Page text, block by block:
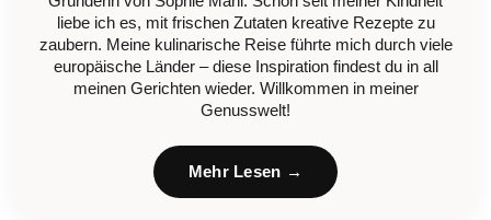
liebe ich es, mit frischen Zutaten kreative Rezepte zu
zaubern. Meine kulinarische Reise führte mich durch viele
europäische Länder – diese Inspiration findest du in all
meinen Gerichten wieder. Willkommen in meiner
Genusswelt!
Mehr Lesen →